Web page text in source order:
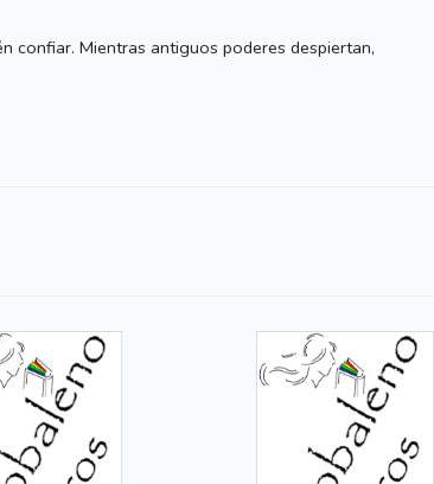
confiar. Mientras antiguos poderes despiertan,